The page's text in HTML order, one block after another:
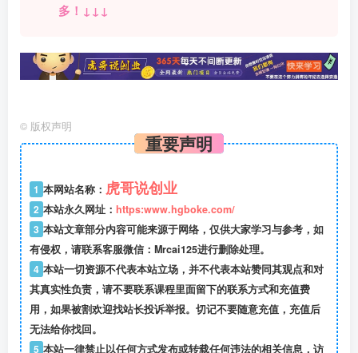
多！↓↓↓
© 版权声明
重要声明
1 本网站名称： 虎哥说创业
2 本站永久网址： https:www.hgboke.com/
3 本站文章部分内容可能来源于网络，仅供大家学习与参考，如
有侵权，请联系客服微信：Mrcai125进行删除处理。
4 本站一切资源不代表本站立场，并不代表本站赞同其观点和对
其真实性负责，请不要联系课程里面留下的联系方式和充值费
用，如果被割欢迎找站长投诉举报。切记不要随意充值，充值后
无法给你找回。
5 本站一律禁止以任何方式发布或转载任何违法的相关信息，访